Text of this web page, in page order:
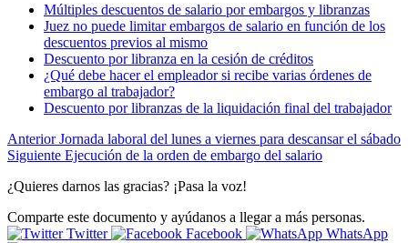
Múltiples descuentos de salario por embargos y libranzas
Juez no puede limitar embargos de salario en función de los
descuentos previos al mismo
Descuento por libranza en la cesión de créditos
¿Qué debe hacer el empleador si recibe varias órdenes de
embargo al trabajador?
Descuento por libranzas de la liquidación final del trabajador
Anterior Jornada laboral del lunes a viernes para descansar el sábado
Siguiente Ejecución de la orden de embargo del salario
¿Quieres darnos las gracias? ¡Pasa la voz!
Comparte este documento y ayúdanos a llegar a más personas.
Twitter
Facebook
WhatsApp